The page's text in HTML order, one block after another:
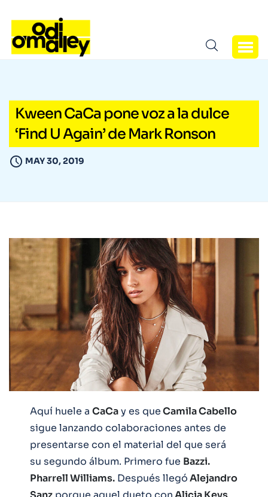
Kween CaCa pone voz a la dulce
‘Find U Again’ de Mark Ronson
MAY 30, 2019
Aquí huele a CaCay es queCamila Cabello
sigue lanzando colaboraciones antes de
presentarse con el material del que será
su segundo álbum. Primero fue Bazzi.
Pharrell Williams. Después llegóAlejandro